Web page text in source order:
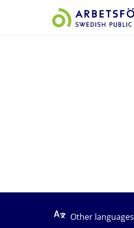
Other languages